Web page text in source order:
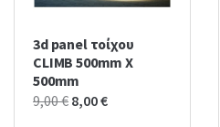
3d panel τοίχου
CLIMB 500mm X
500mm
9,00€ Original
8,00€Current